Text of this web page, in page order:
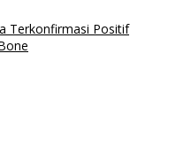
Terkonfirmasi Positif